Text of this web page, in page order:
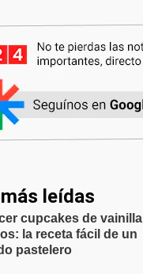
leídas
cupcakes de vainilla
la receta fácil de un
pastelero